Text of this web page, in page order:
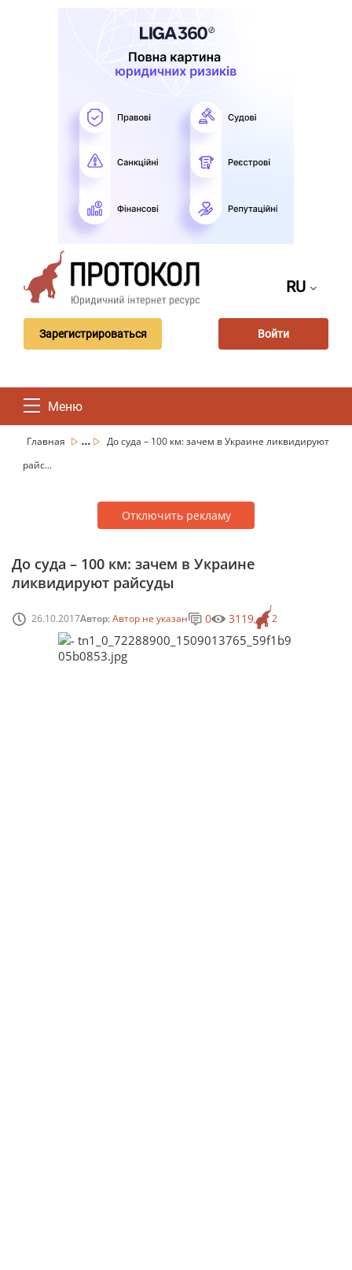
RU
Зарегистрироваться Войти
Меню
Главная ...
До суда – 100 км: зачем в Украине ликвидируют
райс...
Отключить рекламу
До суда – 100 км: зачем в Украине
ликвидируют райсуды
26.10.2017Автор:Автор не указан 2
0 3119